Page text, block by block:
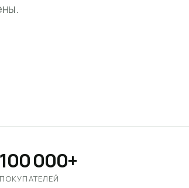
100 000+
ПОКУПАТЕЛЕЙ